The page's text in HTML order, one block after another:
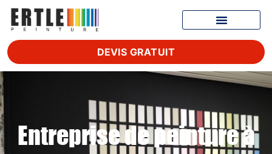
DEVIS GRATUIT
Entreprise de peinture à